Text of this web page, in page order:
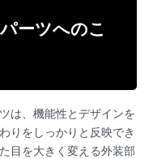
ーツへのこ
は、機能性とデザインを
りをしっかりと反映でき
目を大きく変える外装部